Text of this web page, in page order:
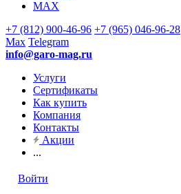
MAX
+7 (812) 900-46-96 +7 (965) 046-96-28
Max Telegram
info@garo-mag.ru
Услуги
Сертификаты
Как купить
Компания
Контакты
Акции
...
Войти